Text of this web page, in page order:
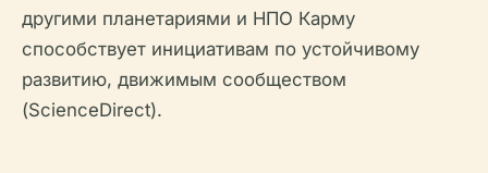
другими планетариями и НПО Карму
способствует инициативам по устойчивому
развитию, движимым сообществом
(ScienceDirect).